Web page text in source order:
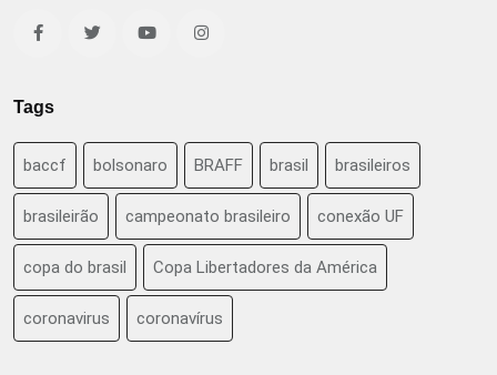
Tags
baccf bolsonaro BRAFF brasil brasileiros
brasileirão campeonato brasileiro conexão UF
copa do brasil Copa Libertadores da América
coronavirus coronavírus